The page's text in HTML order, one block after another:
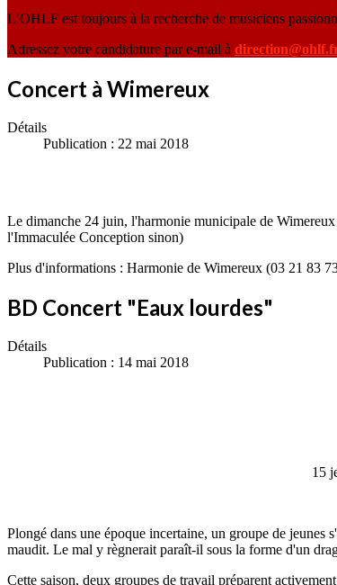
L’OHLF est toujours à la recherche de musiciens
Adressez votre candidature par e-mail à
Concert à Wimereux
Détails
Publication : 22 mai 2018
Le dimanche 24 juin, l'harmonie municipale de
l'Immaculée Conception sinon)
Plus d'informations : Harmonie de Wimereux (03 21 83
BD Concert "Eaux lourdes"
Détails
Publication : 14 mai 2018
15
Plongé dans une époque incertaine, un groupe de jeunes
maudit. Le mal y règnerait paraît-il sous la forme d'un
Cette saison, deux groupes de travail préparent